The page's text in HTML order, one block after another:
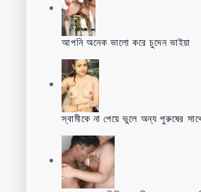
আপনি অনেক ভালো করে চুদেন ভাইয়া
স্বামীকে না পেয়ে ভুলে অন্য পুরুষের